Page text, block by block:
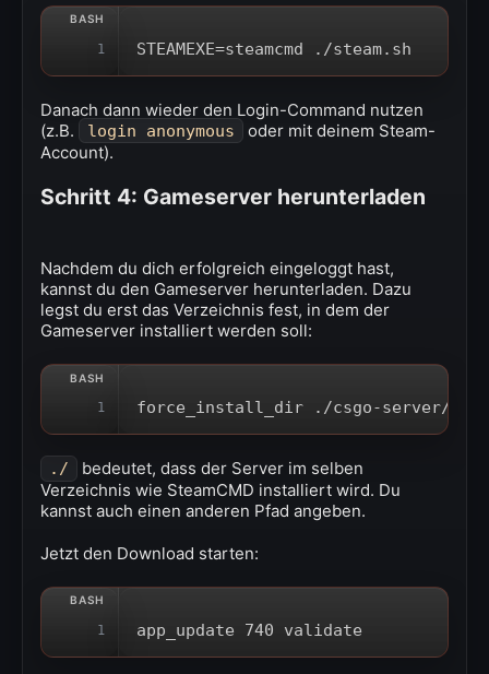
1 STEAMEXE=steamcmd ./steam.sh
Danach dann wieder den Login-Command nutzen
(z.B.
login anonymous
oder mit deinem Steam-
Account).
Schritt 4: Gameserver herunterladen
Nachdem du dich erfolgreich eingeloggt hast,
kannst du den Gameserver herunterladen. Dazu
legst du erst das Verzeichnis fest, in dem der
Gameserver installiert werden soll:
1 force_install_dir ./csgo-server/
./
bedeutet, dass der Server im selben
Verzeichnis wie SteamCMD installiert wird. Du
kannst auch einen anderen Pfad angeben.
Jetzt den Download starten:
1 app_update 740 validate